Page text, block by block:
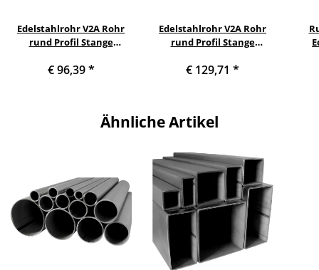
Edelstahlrohr V2A Rohr
rund Profil Stange
(1¼ Zoll) Länge: 4000 mm
€ 96,39*
Edelstahlrohr V2A Rohr
rund Profil Stange
(1¼ Zoll) Länge: 5400 mm
€ 129,71 *
Ähnliche Artikel